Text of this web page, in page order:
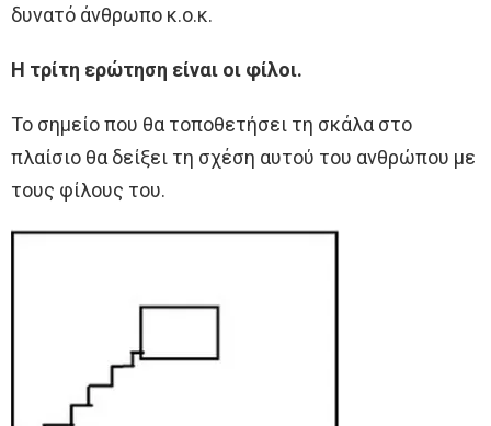
δυνατό άνθρωπο κ.ο.κ.
Η τρίτη ερώτηση είναι οι φίλοι.
Το σημείο που θα τοποθετήσει τη σκάλα στο
πλαίσιο θα δείξει τη σχέση αυτού του ανθρώπου με
τους φίλους του.